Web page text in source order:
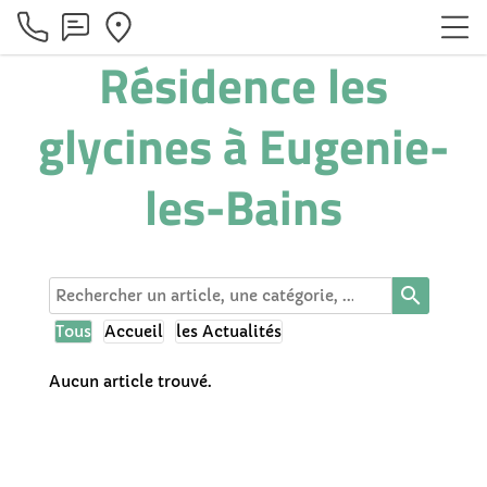
Résidence les
glycines à Eugenie-
les-Bains
search
Tous Accueil les Actualités
Aucun article trouvé.